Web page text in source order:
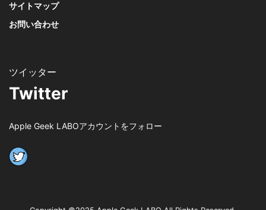
サイトマップ
お問い合わせ
Twitter
Apple Geek LABOアカウントをフォロー